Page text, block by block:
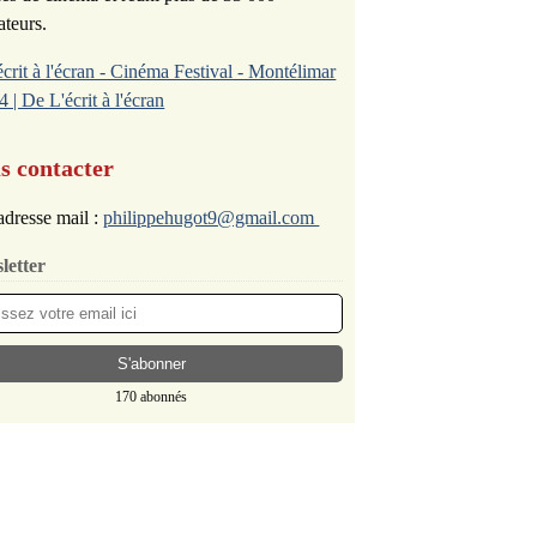
à l'écran - Cinéma Festival - Montélimar
| De L'écrit à l'écran
contacter
mail :philippehugot9@gmail.com
170 abonnés